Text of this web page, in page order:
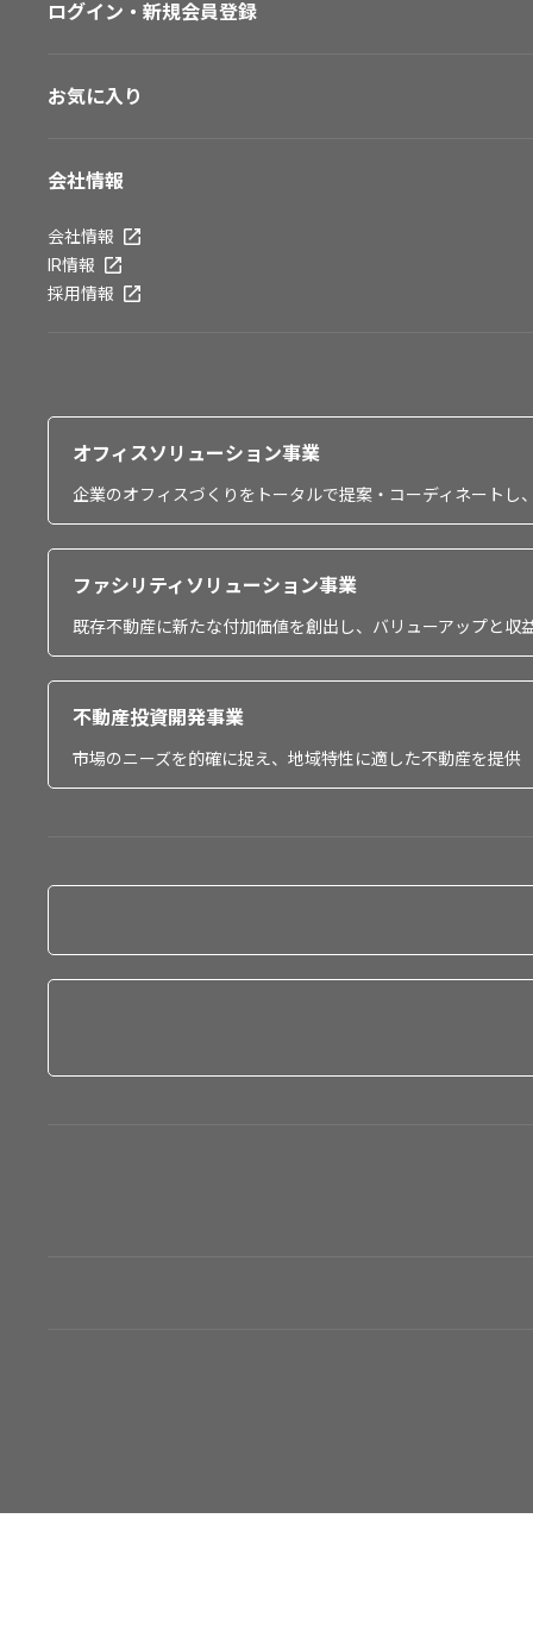
ログイン・新規会員登録
お気に入り
会社情報
会社情報
IR情報
採用情報
オフィスソリューション事業
企業のオフィスづくりをトータルで提案・コーディネート
ファシリティソリューション事業
既存不動産に新たな付加価値を創出し、バリューアップと収
不動産投資開発事業
市場のニーズを的確に捉え、地域特性に適した不動産を提供